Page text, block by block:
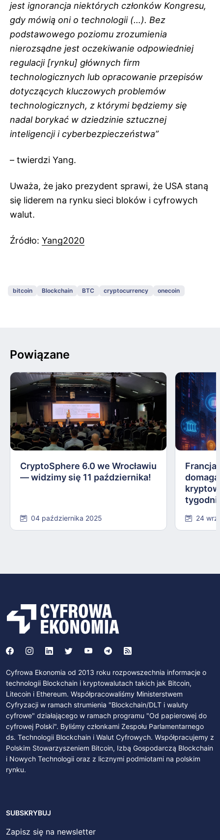
jest ignorancja niektórych członków Kongresu,
gdy mówią oni o technologii (…). Bez
podstawowego poziomu zrozumienia
nierozsądne jest oczekiwanie odpowiedniej
regulacji [rynku] głównych firm
technologicznych lub opracowanie przepisów
dotyczących kluczowych problemów
technologicznych, z którymi będziemy się
nadal borykać w dziedzinie sztucznej
inteligencji i cyberbezpieczeństwa”
– twierdzi Yang.
Uważa, że jako prezydent sprawi, że USA staną
się liderem na rynku sieci bloków i cyfrowych
walut.
Źródło: Yang2020
bitcoin Blockchain BTC cryptocurrency onecoin
Powiązane
CryptoSphere 6.0 we Wrocławiu
— widzimy się 11 października!
04 października 2025 24
Cyfrowa Ekonomia od 2013 roku rozpowszechnia informacje o
technologii Blockchain i kryptowalutach takich jak Bitcoin,
Litecoin i Ethereum. Współpracowaliśmy Ministerstwem
Cyfryzacji w ramach strumienia "Blockchain/DLT i waluty
cyfrowe" działającego w ramach programu "Od papierowej do
cyfrowej Polski". Byliśmy członkami Zespołu Parlamentarnego
ds. Technologii Blockchain i Walut Cyfrowych. Współpracujemy z
Polskim Stowarzyszeniem Bitcoin, Izbą Gospodarczą Blockchain
i Nowych Technologii oraz z licznymi podmiotami na polskim
rynku.
SUBSKRYBUJ
Zapisz się na newsletter